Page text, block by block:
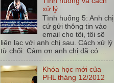
xử lý
Tình huống 5: Anh chị
cứ gửi thông tin vào
email cho tôi, tôi sẽ
liên lạc với anh chị sau. Cách xử lý
từ chối: Cảm ơn anh chị đã có ...
Khóa học mới của
PHL tháng 12/2012